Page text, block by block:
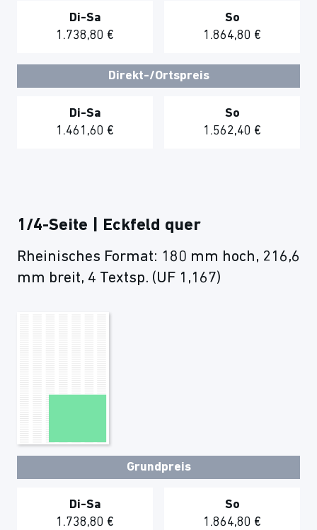
Di-Sa
1.738,80 €
So
1.864,80 €
Direkt-/Ortspreis
Di-Sa
1.461,60 €
So
1.562,40 €
1/4-Seite | Eckfeld quer
Rheinisches Format: 180 mm hoch, 216,6
mm breit, 4 Textsp. (UF 1,167)
Grundpreis
Di-Sa
1.738,80 €
So
1.864,80 €